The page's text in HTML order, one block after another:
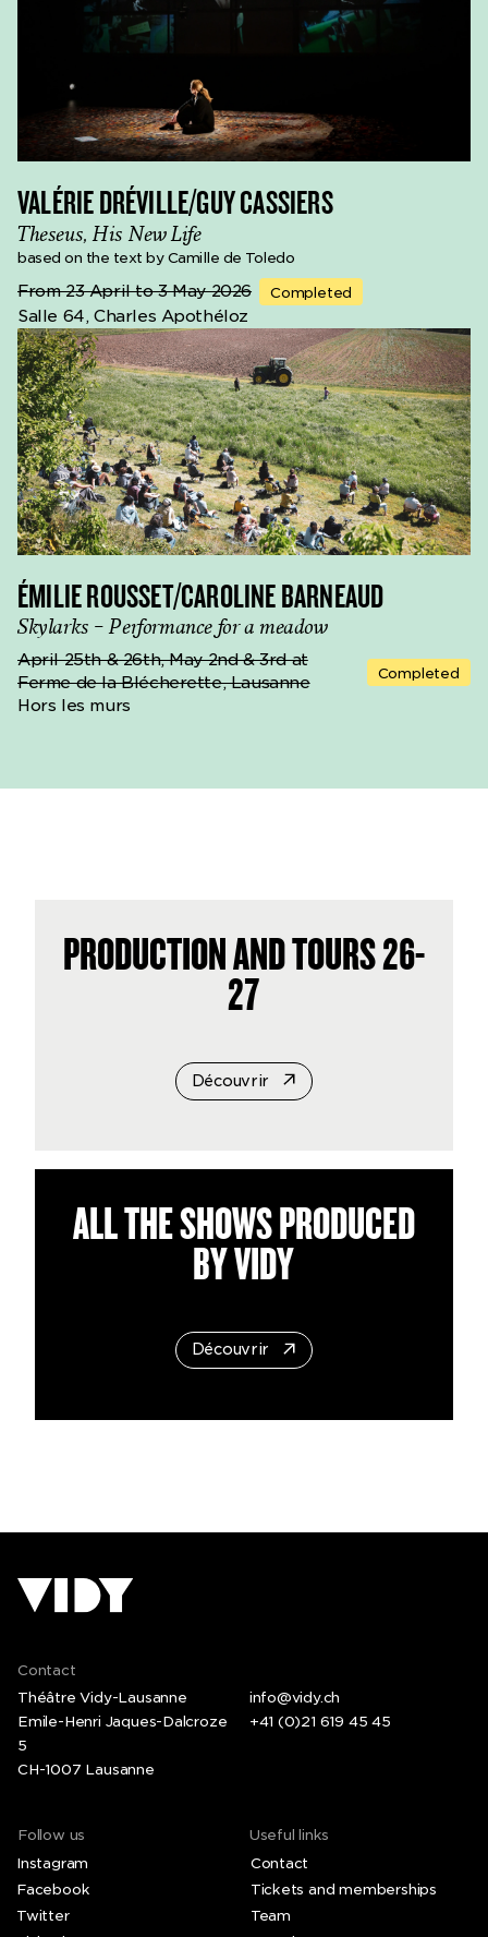
VALÉRIE DRÉVILLE/GUY CASSIERS
Theseus, His New Life
based on the text by Camille de Toledo
From 23 April to 3 May 2026 Completed
Salle 64, Charles Apothéloz
ÉMILIE ROUSSET/CAROLINE BARNEAUD
Skylarks – Performance for a meadow
April 25th & 26th, May 2nd & 3rd at
Ferme de la Blécherette, Lausanne
Completed
Hors les murs
PRODUCTION AND TOURS 26-
27
Découvrir
ALL THE SHOWS PRODUCED
BY VIDY
Découvrir
Contact
Théâtre Vidy-Lausanne
Emile-Henri Jaques-Dalcroze
5
CH-1007 Lausanne
info@vidy.ch
+41 (0)21 619 45 45
Useful links
Contact
Tickets and memberships
Team
Follow us
Instagram
Facebook
Twitter